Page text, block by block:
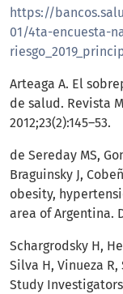
https://
01/4ta-encuesta-
Arteaga A. El
de salud. Revista
2012;23(2):145–53.
de Sereday MS,
Braguinsky J,
obesity,
area of Argentina.
Schargrodsky H,
Silva H, Vinueza R,
Study